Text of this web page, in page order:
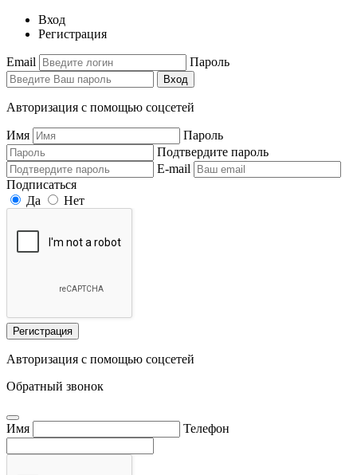
Вход
Регистрация
Email Пароль
Вход
Авторизация с помощью соцсетей
Имя
Пароль
Подтвердите пароль
E-mail
Подписаться
Да
Нет
Регистрация
Авторизация с помощью соцсетей
Обратный звонок
Имя Телефон